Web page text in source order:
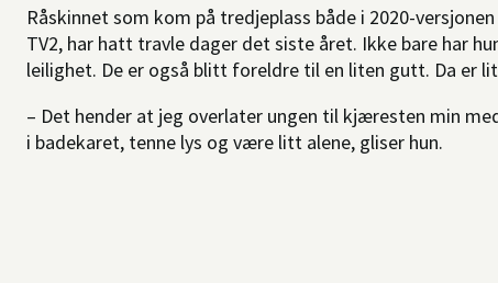
Råskinnet som kom på tredjeplass både i 2020-
TV2, har hatt travle dager det siste året. Ikke bare har
leilighet. De er også blitt foreldre til en liten gutt. Da er
– Det hender at jeg overlater ungen til kjæresten min
i badekaret, tenne lys og være litt alene, gliser hun.